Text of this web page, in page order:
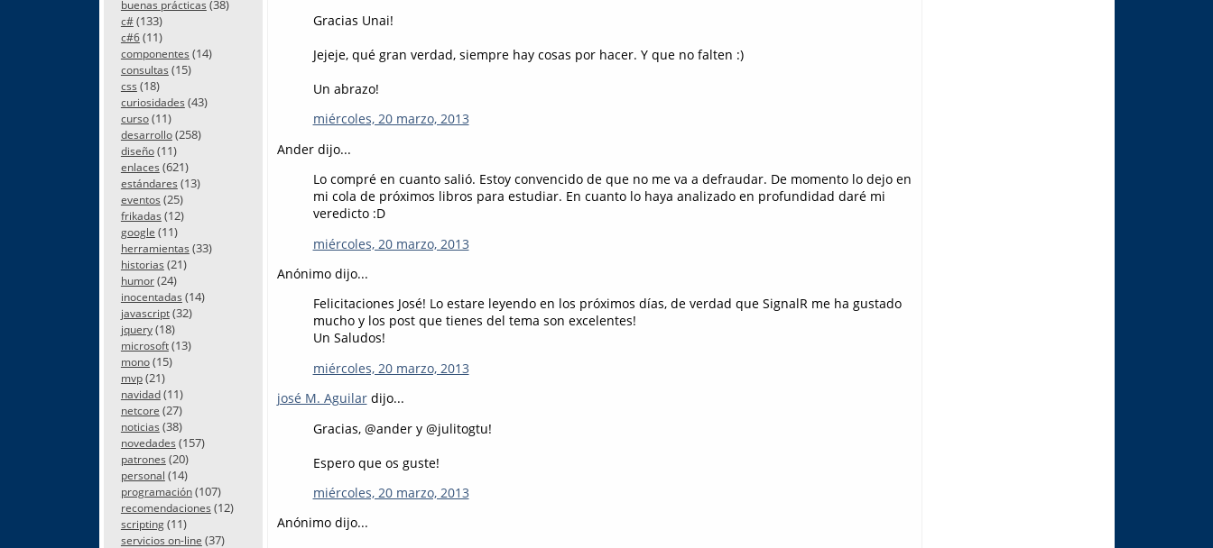
buenas prácticas (38)
c#(133)
c#6(11)
componentes (14)
consultas (15)
css (18)
curiosidades (43)
curso(11)
desarrollo(258)
diseño(11)
enlaces (621)
estándares (13)
eventos (25)
frikadas (12)
google (11)
herramientas (33)
historias (21)
humor(24)
inocentadas (14)
javascript(32)
jquery(18)
microsoft(13)
mono(15)
mvp(21)
navidad(11)
netcore (27)
noticias (38)
novedades (157)
patrones (20)
personal (14)
programación(107)
recomendaciones (12)
scripting(11)
servicios on-line (37)
Gracias Unai!
Jejeje, qué gran verdad, siempre hay cosas por hacer. Y que no falten :)
Un abrazo!
miércoles, 20 marzo, 2013
Ander dijo...
Lo compré en cuanto salió. Estoy convencido de que no me va a defraudar. De momento lo dejo en
mi cola de próximos libros para estudiar. En cuanto lo haya analizado en profundidad daré mi
veredicto :D
miércoles, 20 marzo, 2013
Anónimo dijo...
Felicitaciones José! Lo estare leyendo en los próximos días, de verdad que SignalR me ha gustado
mucho y los post que tienes del tema son excelentes!
Un Saludos!
miércoles, 20 marzo, 2013
josé M. Aguilardijo...
Gracias, @ander y @julitogtu!
Espero que os guste!
miércoles, 20 marzo, 2013
Anónimo dijo...